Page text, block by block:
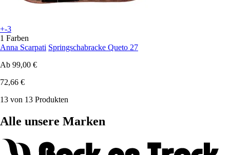
+-3
1 Farben
Anna Scarpati Springschabracke Queto 27
Ab 99,00 €
72,66 €
13 von 13 Produkten
Alle unsere Marken